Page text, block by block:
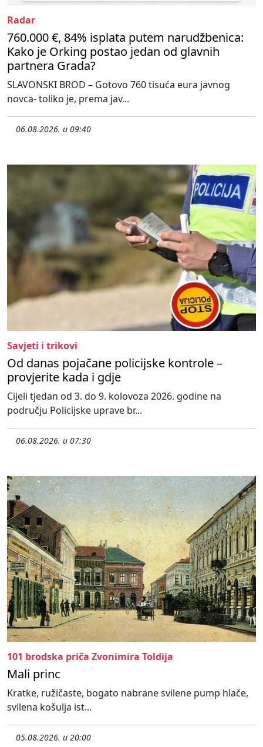
Radar
760.000 €, 84% isplata putem narudžbenica:
Kako je Orking postao jedan od glavnih
partnera Grada?
SLAVONSKI BROD – Gotovo 760 tisuća eura javnog
novca- toliko je, prema jav...
06.08.2026. u 09:40
Savjeti i trikovi
Od danas pojačane policijske kontrole –
provjerite kada i gdje
Cijeli tjedan od 3. do 9. kolovoza 2026. godine na
području Policijske uprave br...
06.08.2026. u 07:30
101 brodska priča Zvonimira Toldija
Mali princ
Kratke, ružičaste, bogato nabrane svilene pump hlače,
svilena košulja ist...
05.08.2026. u 20:00